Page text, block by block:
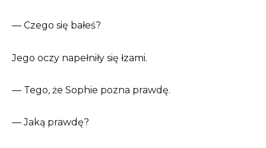
— Czego się bałeś?
Jego oczy napełniły się łzami.
— Tego, że Sophie pozna prawdę.
— Jaką prawdę?